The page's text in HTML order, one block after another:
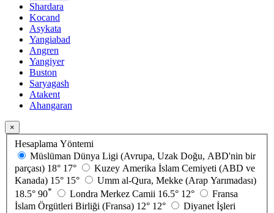
Shardara
Kocand
Asykata
Yangiabad
Angren
Yangiyer
Buston
Saryagash
Atakent
Ahangaran
×
Hesaplama Yöntemi
Müslüman Dünya Ligi (Avrupa, Uzak Doğu, ABD'nin bir
parçası) 18° 17°
Kuzey Amerika İslam Cemiyeti (ABD ve
Kanada) 15° 15°
Umm al-Qura, Mekke (Arap Yarımadası)
18.5° 90* Londra Merkez Camii 16.5° 12°
Fransa
İslam Örgütleri Birliği (Fransa) 12° 12°
Diyanet İşleri